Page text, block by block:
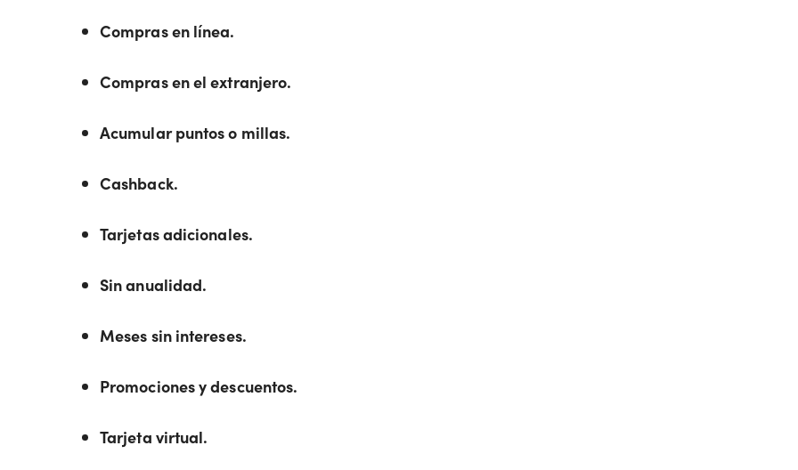
Compras en línea.
Compras en el extranjero.
Acumular puntos o millas.
Cashback.
Tarjetas adicionales.
Sin anualidad.
Meses sin intereses.
Promociones y descuentos.
Tarjeta virtual.